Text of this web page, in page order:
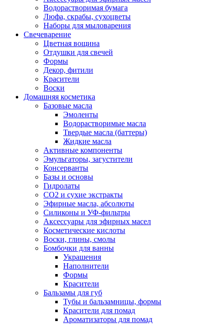
Водорастворимая бумага
Люфа, скрабы, сухоцветы
Наборы для мыловарения
Свечеварение
Цветная вощина
Отдушки для свечей
Формы
Декор, фитили
Красители
Воски
Домашняя косметика
Базовые масла
Эмоленты
Водорастворимые масла
Твердые масла (баттеры)
Жидкие масла
Активные компоненты
Эмульгаторы, загустители
Консерванты
Базы и основы
Гидролаты
СО2 и сухие экстракты
Эфирные масла, абсолюты
Силиконы и УФ-фильтры
Аксессуары для эфирных масел
Косметические кислоты
Воски, глины, смолы
Бомбочки для ванны
Украшения
Наполнители
Формы
Красители
Бальзамы для губ
Тубы и бальзамницы, формы
Красители для помад
Ароматизаторы для помад